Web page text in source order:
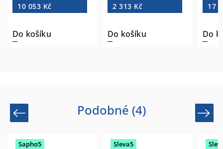
10 053 Kč
Do košíku
2 313 Kč
Do košíku
17
Do
Podobné (4)
Previous
Sapho5 Sleva5
Next